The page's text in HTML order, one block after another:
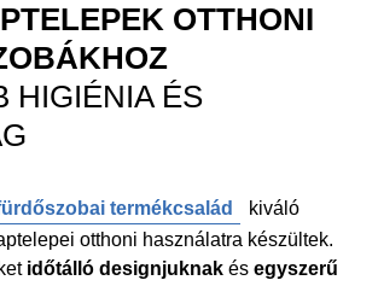
OTTHONI
HIGIÉNIA ÉS
termékcsalád
kiváló
otthoni használatra készültek.
időtálló designjuknak és egyszerű